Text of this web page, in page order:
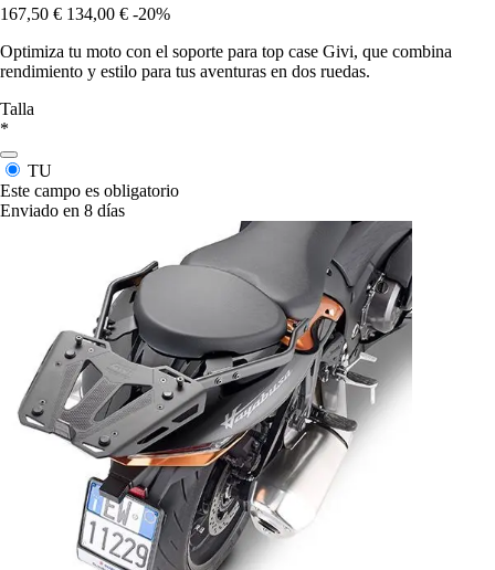
167,50 € 134,00 € -20%
Optimiza tu moto con el soporte para top case Givi, que combina
rendimiento y estilo para tus aventuras en dos ruedas.
Talla
*
TU
Este campo es obligatorio
Enviado en 8 días